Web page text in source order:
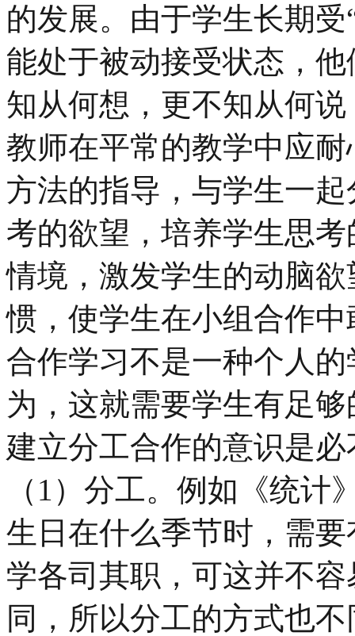
的发展。由于学生长期
能处于被动接受状态，
知从何想，更不知从何
教师在平常的教学中应
方法的指导，与学生一
考的欲望，培养学生思
情境，激发学生的动脑
惯，使学生在小组合作
合作学习不是一种个人
为，这就需要学生有足
建立分工合作的意识是
（1）分工。例如《统
生日在什么季节时，需
学各司其职，可这并不
同，所以分工的方式也